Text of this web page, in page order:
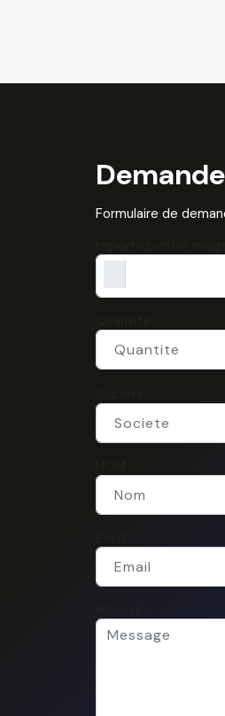
Formulaire de